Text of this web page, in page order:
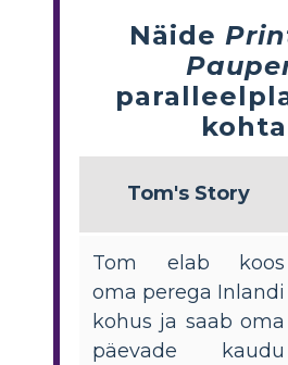
Näide
kohta
Tom's Story
Tom elab koos
oma perega Inlandi
kohus ja saab oma
päevade kaudu